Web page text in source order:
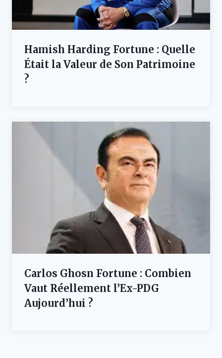
Hamish Harding Fortune : Quelle
Était la Valeur de Son Patrimoine
?
Carlos Ghosn Fortune : Combien
Vaut Réellement l’Ex-PDG
Aujourd’hui ?